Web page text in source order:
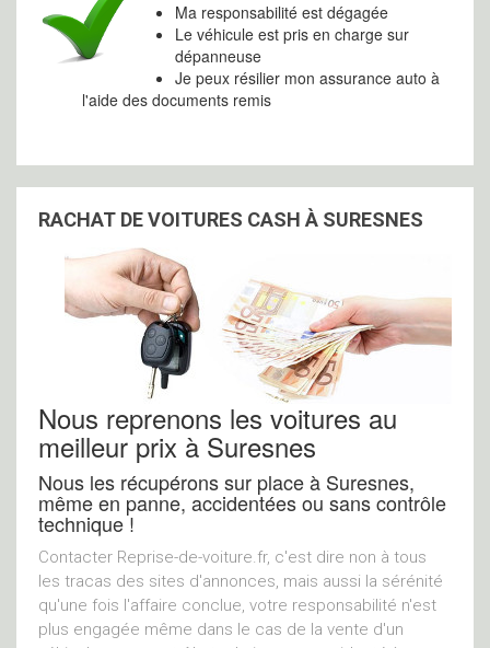
Ma responsabilité est dégagée
Le véhicule est pris en charge sur
dépanneuse
Je peux résilier mon assurance auto à
l'aide des documents remis
RACHAT DE VOITURES CASH À SURESNES
Nous reprenons les voitures au
meilleur prix à Suresnes
Nous les récupérons sur place à Suresnes,
même en panne, accidentées ou sans contrôle
technique !
Contacter Reprise-de-voiture.fr, c'est dire non à tous
les tracas des sites d'annonces, mais aussi la sérénité
qu'une fois l'affaire conclue, votre responsabilité n'est
plus engagée même dans le cas de la vente d'un